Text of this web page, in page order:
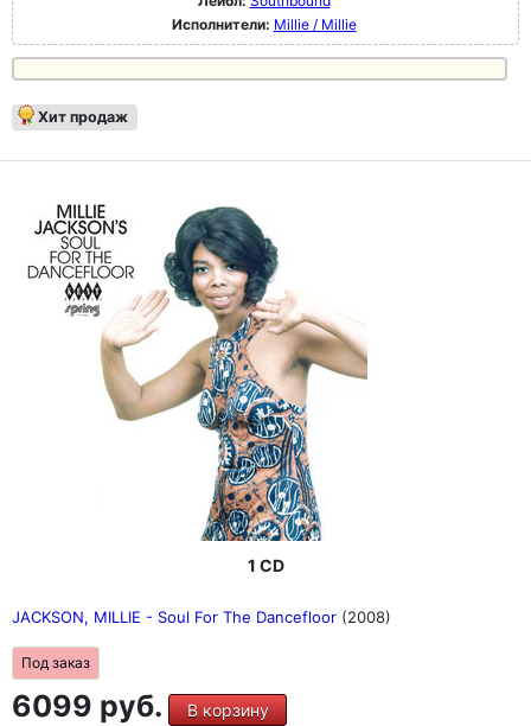
Исполнители: Millie / Millie
Хит продаж
1 CD
JACKSON, MILLIE - Soul For The Dancefloor (2008)
Под заказ
6099 руб. В корзину